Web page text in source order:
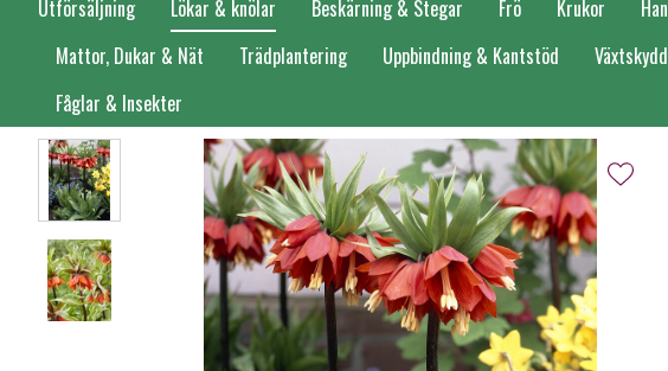
Utförsäljning Lökar & knölar Beskärning & Stegar Frö Krukor
Mattor, Dukar & Nät
Trädplantering Uppbindning & Kantstöd
Fåglar & Insekter
Förstasidan Lökar & knölar